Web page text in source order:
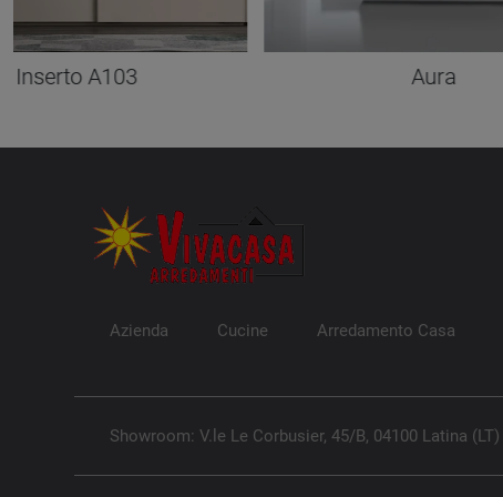
Inserto A103 Aura
Azienda Cucine Arredamento Casa
Showroom: V.le Le Corbusier, 45/B, 04100 Latina (LT)